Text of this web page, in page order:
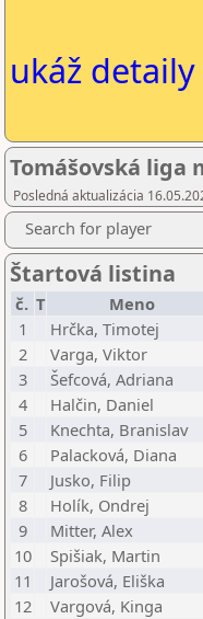
ukáž
Tomášovská liga
Posledná aktualizácia
Search for player
Štartová listina
č. T Meno
1
Hrčka, Timotej
2
Varga, Viktor
3
Šefcová, Adriana
4
Halčin, Daniel
5
Knechta, Branislav
6
Palacková, Diana
7
Jusko, Filip
8
Holík, Ondrej
9
Mitter, Alex
10
Spišiak, Martin
11
Jarošová, Eliška
12
Vargová, Kinga